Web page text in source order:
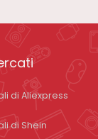
di Aliexpress
di Shein